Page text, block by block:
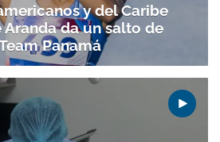
y del Caribe
da un salto de
Panamá